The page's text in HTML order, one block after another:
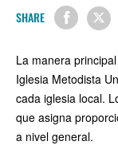
SHARE
La manera
Iglesia Metodista
cada iglesia local.
que asigna
a nivel general.